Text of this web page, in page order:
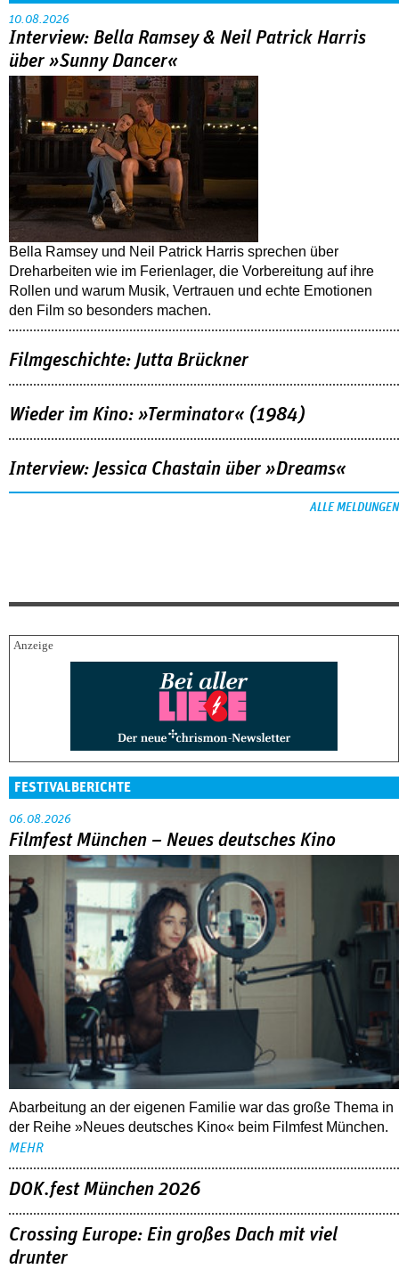
10.08.2026
Interview: Bella Ramsey & Neil Patrick Harris
über »Sunny Dancer«
Bella Ramsey und Neil Patrick Harris sprechen über
Dreharbeiten wie im Ferienlager, die Vorbereitung auf ihre
Rollen und warum Musik, Vertrauen und echte Emotionen
den Film so besonders machen.
Filmgeschichte: Jutta Brückner
Wieder im Kino: »Terminator« (1984)
Interview: Jessica Chastain über »Dreams«
ALLE MELDUNGEN
FESTIVALBERICHTE
06.08.2026
Filmfest München – Neues deutsches Kino
Abarbeitung an der eigenen Familie war das große Thema in
der Reihe »Neues deutsches Kino« beim Filmfest München.
MEHR
DOK.fest München 2026
Crossing Europe: Ein großes Dach mit viel
drunter